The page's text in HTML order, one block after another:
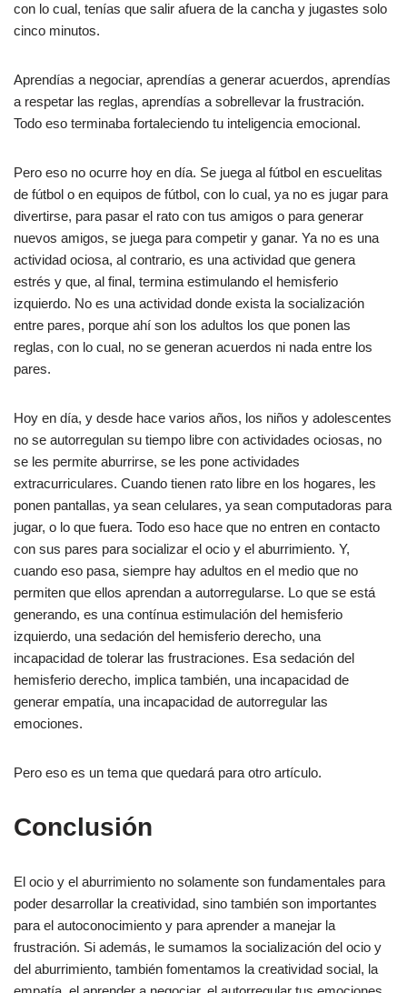
con lo cual, tenías que salir afuera de la cancha y jugastes solo
cinco minutos.
Aprendías a negociar, aprendías a generar acuerdos, aprendías
a respetar las reglas, aprendías a sobrellevar la frustración.
Todo eso terminaba fortaleciendo tu inteligencia emocional.
Pero eso no ocurre hoy en día. Se juega al fútbol en escuelitas
de fútbol o en equipos de fútbol, con lo cual, ya no es jugar para
divertirse, para pasar el rato con tus amigos o para generar
nuevos amigos, se juega para competir y ganar. Ya no es una
actividad ociosa, al contrario, es una actividad que genera
estrés y que, al final, termina estimulando el hemisferio
izquierdo. No es una actividad donde exista la socialización
entre pares, porque ahí son los adultos los que ponen las
reglas, con lo cual, no se generan acuerdos ni nada entre los
pares.
Hoy en día, y desde hace varios años, los niños y adolescentes
no se autorregulan su tiempo libre con actividades ociosas, no
se les permite aburrirse, se les pone actividades
extracurriculares. Cuando tienen rato libre en los hogares, les
ponen pantallas, ya sean celulares, ya sean computadoras para
jugar, o lo que fuera. Todo eso hace que no entren en contacto
con sus pares para socializar el ocio y el aburrimiento. Y,
cuando eso pasa, siempre hay adultos en el medio que no
permiten que ellos aprendan a autorregularse. Lo que se está
generando, es una contínua estimulación del hemisferio
izquierdo, una sedación del hemisferio derecho, una
incapacidad de tolerar las frustraciones. Esa sedación del
hemisferio derecho, implica también, una incapacidad de
generar empatía, una incapacidad de autorregular las
emociones.
Pero eso es un tema que quedará para otro artículo.
Conclusión
El ocio y el aburrimiento no solamente son fundamentales para
poder desarrollar la creatividad, sino también son importantes
para el autoconocimiento y para aprender a manejar la
frustración. Si además, le sumamos la socialización del ocio y
del aburrimiento, también fomentamos la creatividad social, la